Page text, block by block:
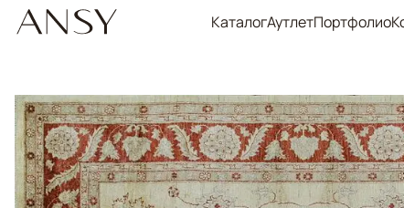
КаталогАутлетПортфолио